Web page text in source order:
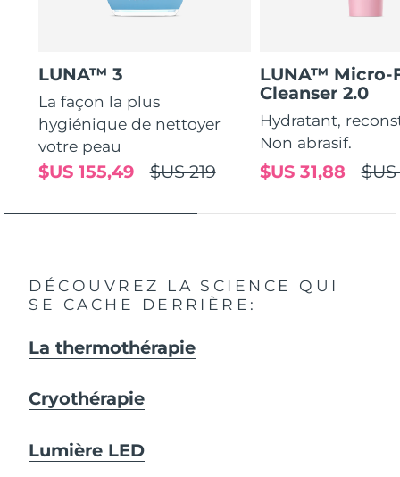
LUNA™ 3
La façon la plus
hygiénique de nettoyer
votre peau
$US 219
$US 155,49
LUNA™ Micro-
Cleanser 2.0
Hydratant,
Non abrasif.
$US 31,88
DÉCOUVREZ LA SCIENCE QUI
SE CACHE DERRIÈRE:
La thermothérapie
Cryothérapie
Lumière LED